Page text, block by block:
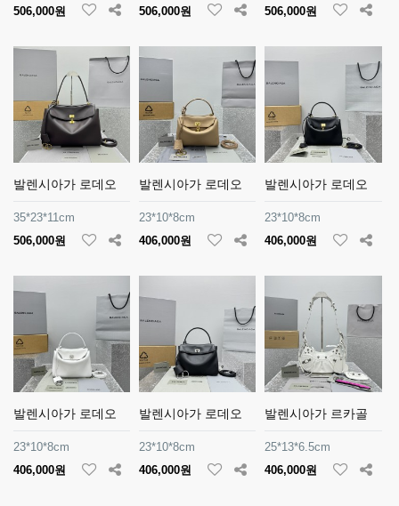
506,000원
506,000원
506,000원
발렌시아가 로데오
35*23*11cm
506,000원
발렌시아가 로데오
23*10*8cm
406,000원
발렌시아가 로데오
23*10*8cm
406,000원
발렌시아가 로데오
23*10*8cm
406,000원
발렌시아가 로데오
23*10*8cm
406,000원
발렌시아가 르카골
25*13*6.5cm
406,000원